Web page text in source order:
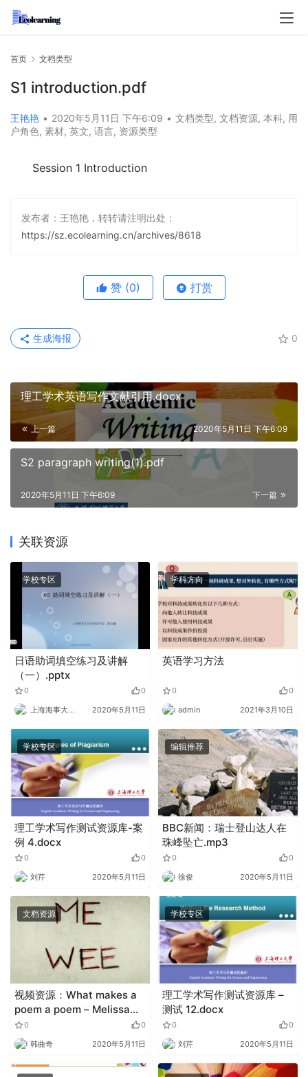
首页 文档类型
S1 introduction.pdf
王艳艳 • 2020年5月11日 下午6:09 • 文档类型, 文档资源, 本科, 用
户角色, 素材, 英文, 语言, 资源类型
Session 1 Introduction
发布者：王艳艳，转转请注明出处：
https://sz.ecolearning.cn/archives/8618
赞 (0) 打赏
0
生成海报
理工学术英语写作文献引用.docx
上一篇 2020年5月11日 下午6:09
S2 paragraph writing(1).pdf
下一篇
2020年5月11日 下午6:09
关联资源
学校专区
日语助词填空练习及讲解
（一）.pptx
0 0
上海海事大学外语 2020年5月11日
学科方向
英语学习方法
0 0
admin 2021年3月10日
学校专区
理工学术写作测试资源库-案
例 4.docx
0 0
刘芹 2020年5月11日
编辑推荐
BBC新闻：瑞士登山达人在
珠峰坠亡.mp3
0 0
徐俊 2020年5月11日
文档资源
视频资源：What makes a
poem a poem – Melissa
Kovacs
0 0
韩曲奇 2020年5月11日
学校专区
理工学术写作测试资源库 –
测试 12.docx
0 0
刘芹 2020年5月11日